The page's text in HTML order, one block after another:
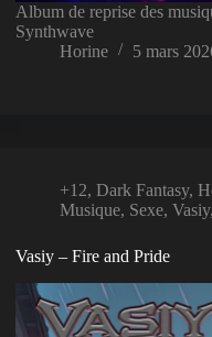
Album de reprise des
Synthwave
Horine
5 mars
+12,Dark Fantasy,
Musique, Sexe,Vasiy
Vasiy – Fire and Pride